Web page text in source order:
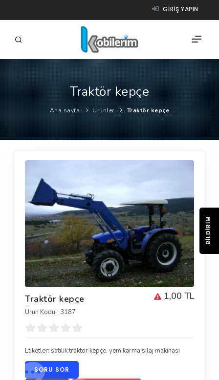
GIRIŞ YAPIN
FIRMALAR
ÜRÜNLER
NASIL ÇALIŞIR?
YARDIM
Traktör kepçe
Ana sayfa Ürünler Traktör kepçe
1,00 TL
Traktör kepçe
Ürün Kodu: 3187
Etiketler: satılık traktör kepçe, yem karma silaj makinası
SORU SOR
BILDIRIM